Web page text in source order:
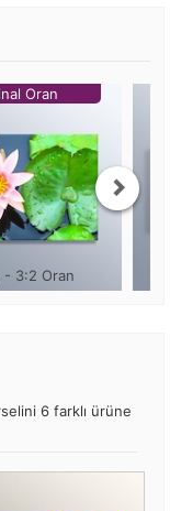
Oran
- 3:2 Oran
6 farklı ürüne